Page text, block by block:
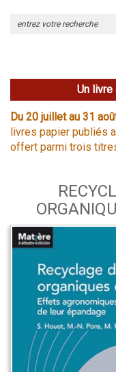
Un
Du 20 juillet au 31
livres papier publiés
offert parmi trois